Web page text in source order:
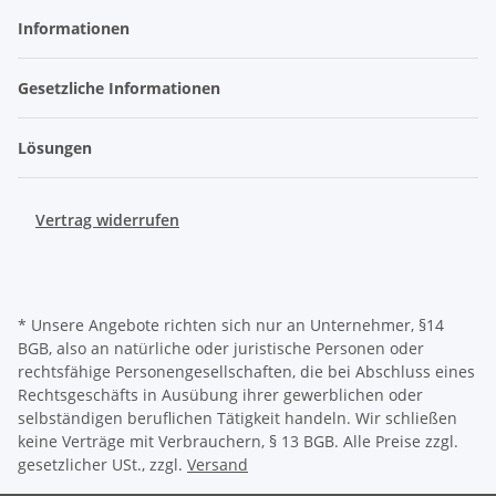
Informationen
Gesetzliche Informationen
Lösungen
Vertrag widerrufen
* Unsere Angebote richten sich nur an Unternehmer, §14
BGB, also an natürliche oder juristische Personen oder
rechtsfähige Personengesellschaften, die bei Abschluss eines
Rechtsgeschäfts in Ausübung ihrer gewerblichen oder
selbständigen beruflichen Tätigkeit handeln. Wir schließen
keine Verträge mit Verbrauchern, § 13 BGB. Alle Preise zzgl.
gesetzlicher USt., zzgl. Versand